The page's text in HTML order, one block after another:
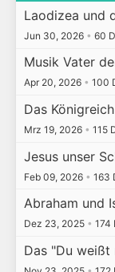
Laodizea und
Jun 30, 2026 • 60
Musik Vater
Apr 20, 2026 • 100
Das
Mrz 19, 2026 • 115
Jesus unser
Feb 09, 2026 • 163
Abraham und
Dez 23, 2025 • 174
Das "Du weißt